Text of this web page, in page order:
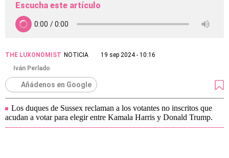
Escucha este artículo
THE LUXONOMIST NOTICIA
19 sep 2024 - 10:16
Iván Perlado
Añádenos en Google
Los duques de Sussex reclaman a los votantes no inscritos que
acudan a votar para elegir entre Kamala Harris y Donald Trump.